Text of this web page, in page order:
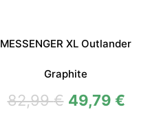
MESSENGER XL Outlander
Graphite
82,99€ 49,79 €